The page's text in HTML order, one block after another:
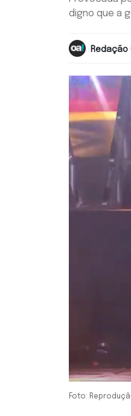
digno que a
Foto: